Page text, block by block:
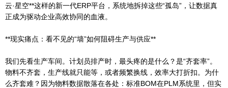
云·星空**这样的新一代ERP平台，系统地拆掉这些“孤岛”，让数据真
正成为驱动企业高效协同的血液。
**现实痛点：看不见的“墙”如何阻碍生产与供应**
我们先看生产车间。计划员排产时，最头疼的是什么？是“齐套率”。
物料不齐套，生产线就只能等，或者频繁换线，效率大打折扣。为什
么齐套难？因为物料数据散落在各处：标准BOM在PLM系统里，但实